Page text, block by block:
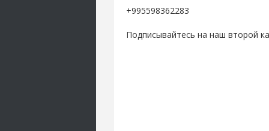
+995598362283
Подписывайтесь на наш второй